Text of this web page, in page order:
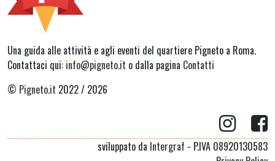
Una guida alle attività e agli eventi del quartiere Pigneto a Roma.
Contattaci qui: info@pigneto.it o dalla pagina Contatti
© Pigneto.it 2022 / 2026
sviluppato da Intergraf - P.IVA 08920130583